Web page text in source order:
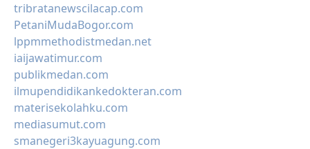
tribratanewscilacap.com
PetaniMudaBogor.com
lppmmethodistmedan.net
iaijawatimur.com
publikmedan.com
ilmupendidikankedokteran.com
materisekolahku.com
mediasumut.com
smanegeri3kayuagung.com